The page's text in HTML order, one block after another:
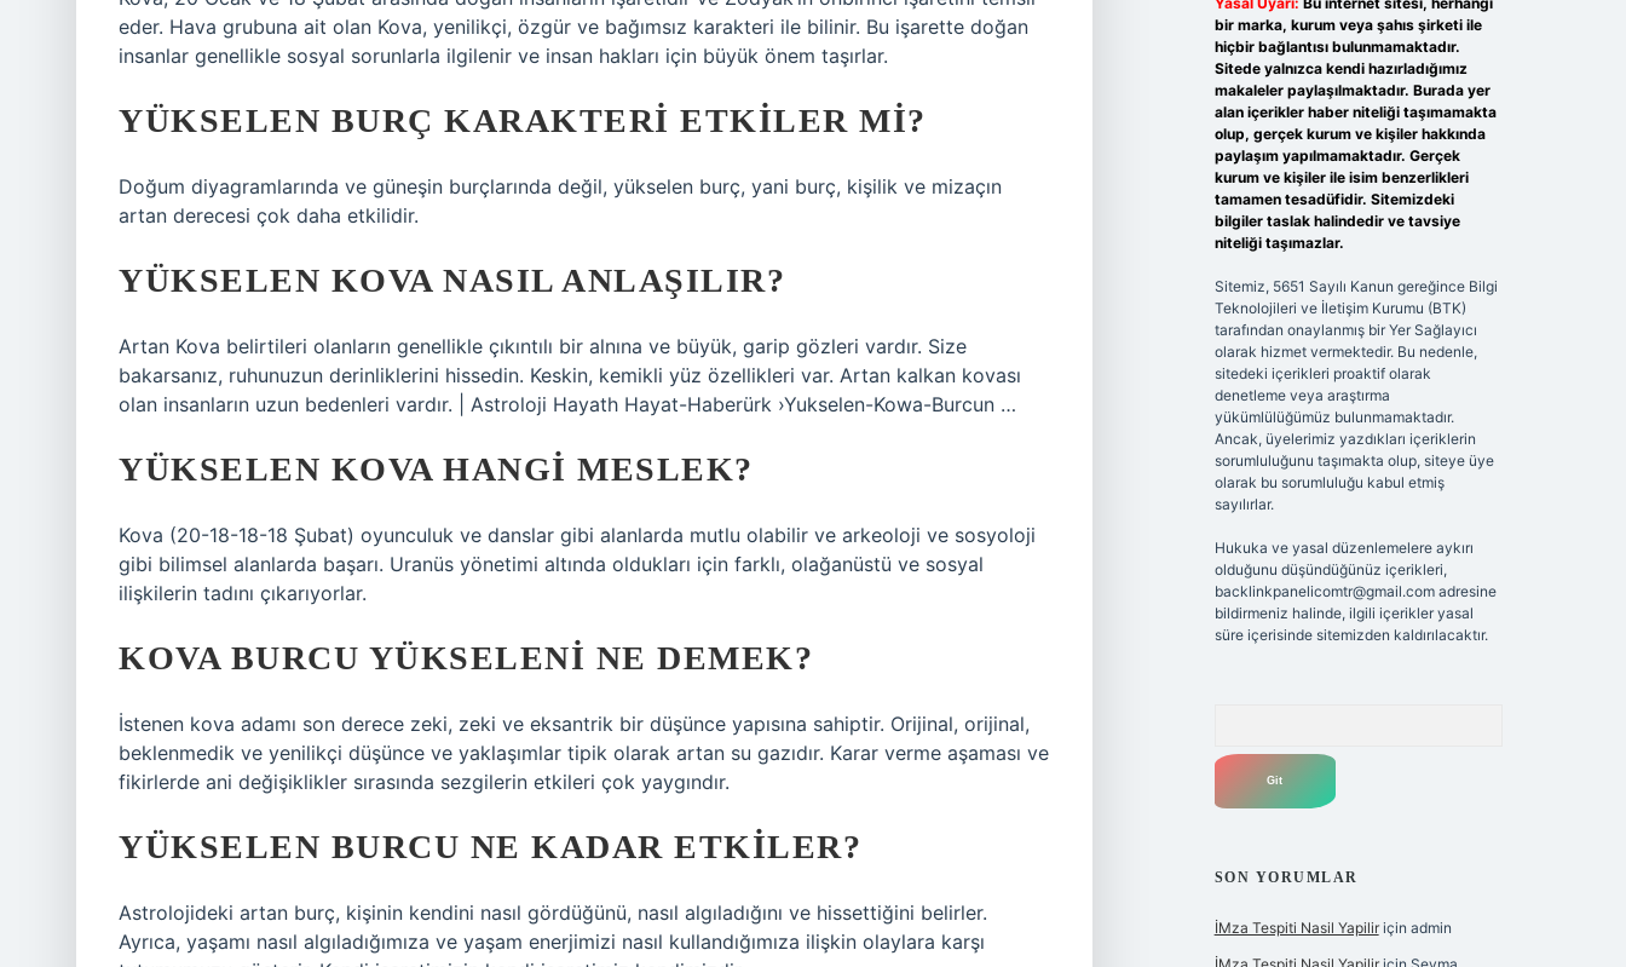
eder. Hava grubuna ait olan Kova, yenilikçi, özgür ve bağımsız karakteri ile bilinir. Bu işarette doğan
insanlar genellikle sosyal sorunlarla ilgilenir ve insan hakları için büyük önem taşırlar.
YÜKSELEN BURÇ KARAKTERI ETKILER MI?
Doğum diyagramlarında ve güneşin burçlarında değil, yükselen burç, yani burç, kişilik ve mizaçın
artan derecesi çok daha etkilidir.
YÜKSELEN KOVA NASIL ANLAŞILIR?
Artan Kova belirtileri olanların genellikle çıkıntılı bir alnına ve büyük, garip gözleri vardır. Size
bakarsanız, ruhunuzun derinliklerini hissedin. Keskin, kemikli yüz özellikleri var. Artan kalkan kovası
olan insanların uzun bedenleri vardır. | Astroloji Hayath Hayat-Haberürk ›Yukselen-Kowa-Burcun …
YÜKSELEN KOVA HANGI MESLEK?
Kova (20-18-18-18 Şubat) oyunculuk ve danslar gibi alanlarda mutlu olabilir ve arkeoloji ve sosyoloji
gibi bilimsel alanlarda başarı. Uranüs yönetimi altında oldukları için farklı, olağanüstü ve sosyal
ilişkilerin tadını çıkarıyorlar.
KOVA BURCU YÜKSELENI NE DEMEK?
İstenen kova adamı son derece zeki, zeki ve eksantrik bir düşünce yapısına sahiptir. Orijinal, orijinal,
beklenmedik ve yenilikçi düşünce ve yaklaşımlar tipik olarak artan su gazıdır. Karar verme aşaması ve
fikirlerde ani değişiklikler sırasında sezgilerin etkileri çok yaygındır.
YÜKSELEN BURCU NE KADAR ETKILER?
Astrolojideki artan burç, kişinin kendini nasıl gördüğünü, nasıl algıladığını ve hissettiğini belirler.
Ayrıca, yaşamı nasıl algıladığımıza ve yaşam enerjimizi nasıl kullandığımıza ilişkin olaylara karşı
bir marka, kurum veya şahıs şirketi ile
hiçbir bağlantısı bulunmamaktadır.
Sitede yalnızca kendi hazırladığımız
makaleler paylaşılmaktadır. Burada yer
alan içerikler haber niteliği taşımamakta
olup, gerçek kurum ve kişiler hakkında
paylaşım yapılmamaktadır. Gerçek
kurum ve kişiler ile isim benzerlikleri
tamamen tesadüfidir. Sitemizdeki
bilgiler taslak halindedir ve tavsiye
niteliği taşımazlar.
Sitemiz, 5651 Sayılı Kanun gereğince Bilgi
Teknolojileri ve İletişim Kurumu (BTK)
tarafından onaylanmış bir Yer Sağlayıcı
olarak hizmet vermektedir. Bu nedenle,
sitedeki içerikleri proaktif olarak
denetleme veya araştırma
yükümlülüğümüz bulunmamaktadır.
Ancak, üyelerimiz yazdıkları içeriklerin
sorumluluğunu taşımakta olup, siteye üye
olarak bu sorumluluğu kabul etmiş
sayılırlar.
Hukuka ve yasal düzenlemelere aykırı
olduğunu düşündüğünüz içerikleri,
backlinkpanelicomtr@gmail.comadresine
bildirmeniz halinde, ilgili içerikler yasal
süre içerisinde sitemizden kaldırılacaktır.
SON YORUMLAR
İMza Tespiti Nasil Yapiliriçin admin